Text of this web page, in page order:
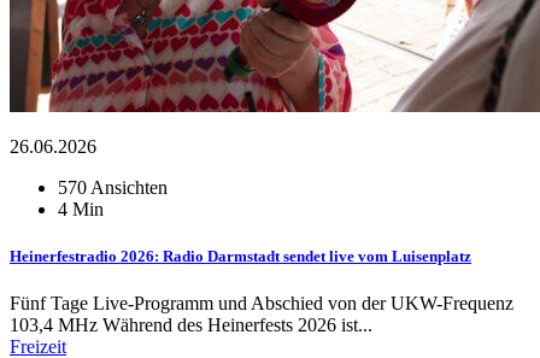
26.06.2026
570 Ansichten
4 Min
Heinerfestradio 2026: Radio Darmstadt sendet live vom Luisenplatz
Fünf Tage Live-Programm und Abschied von der UKW-Frequenz
103,4 MHz Während des Heinerfests 2026 ist...
Freizeit